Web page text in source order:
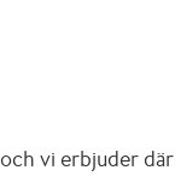
vi erbjuder